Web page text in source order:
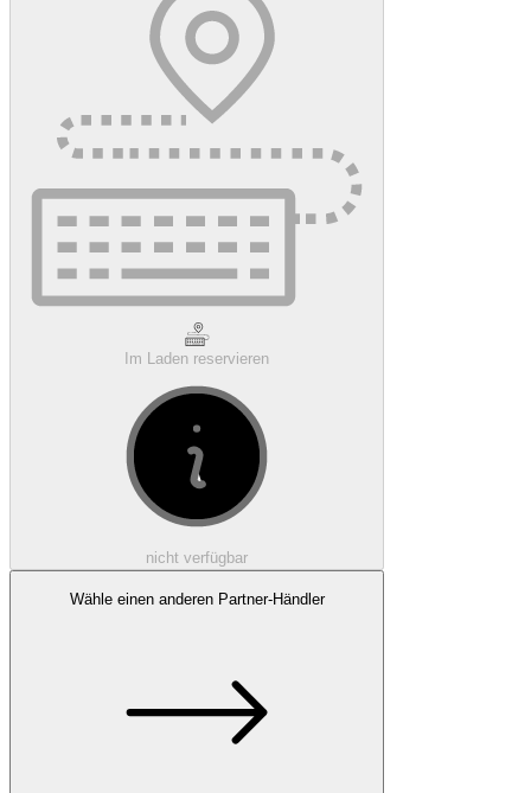
Im Laden reservieren
nicht verfügbar
Wähle einen anderen Partner-Händler